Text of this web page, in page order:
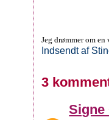
Jeg drømmer om
Indsendt af
3
Signe